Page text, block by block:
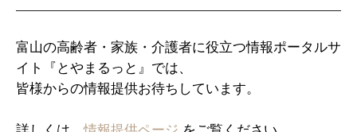
富山の高齢者・家族・介護者に役立つ情報ポータルサ
イト『とやまるっと』では、
皆様からの情報提供お待ちしています。